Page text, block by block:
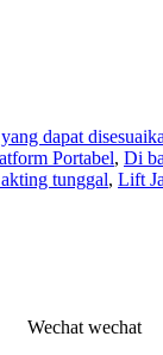
dapat
Portabel, Di
tunggal, Lift
Wechat wechat